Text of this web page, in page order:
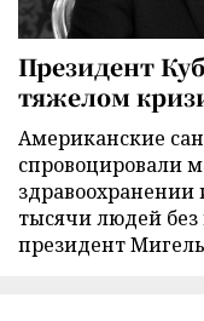
Президент
тяжелом
Американские
спровоцировали
здравоохранении
тысячи людей
президент